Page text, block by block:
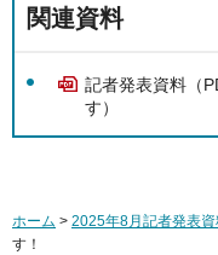
関連資料
記者発表資料（
す）
ホーム > 2025年8月記者発表資
す！